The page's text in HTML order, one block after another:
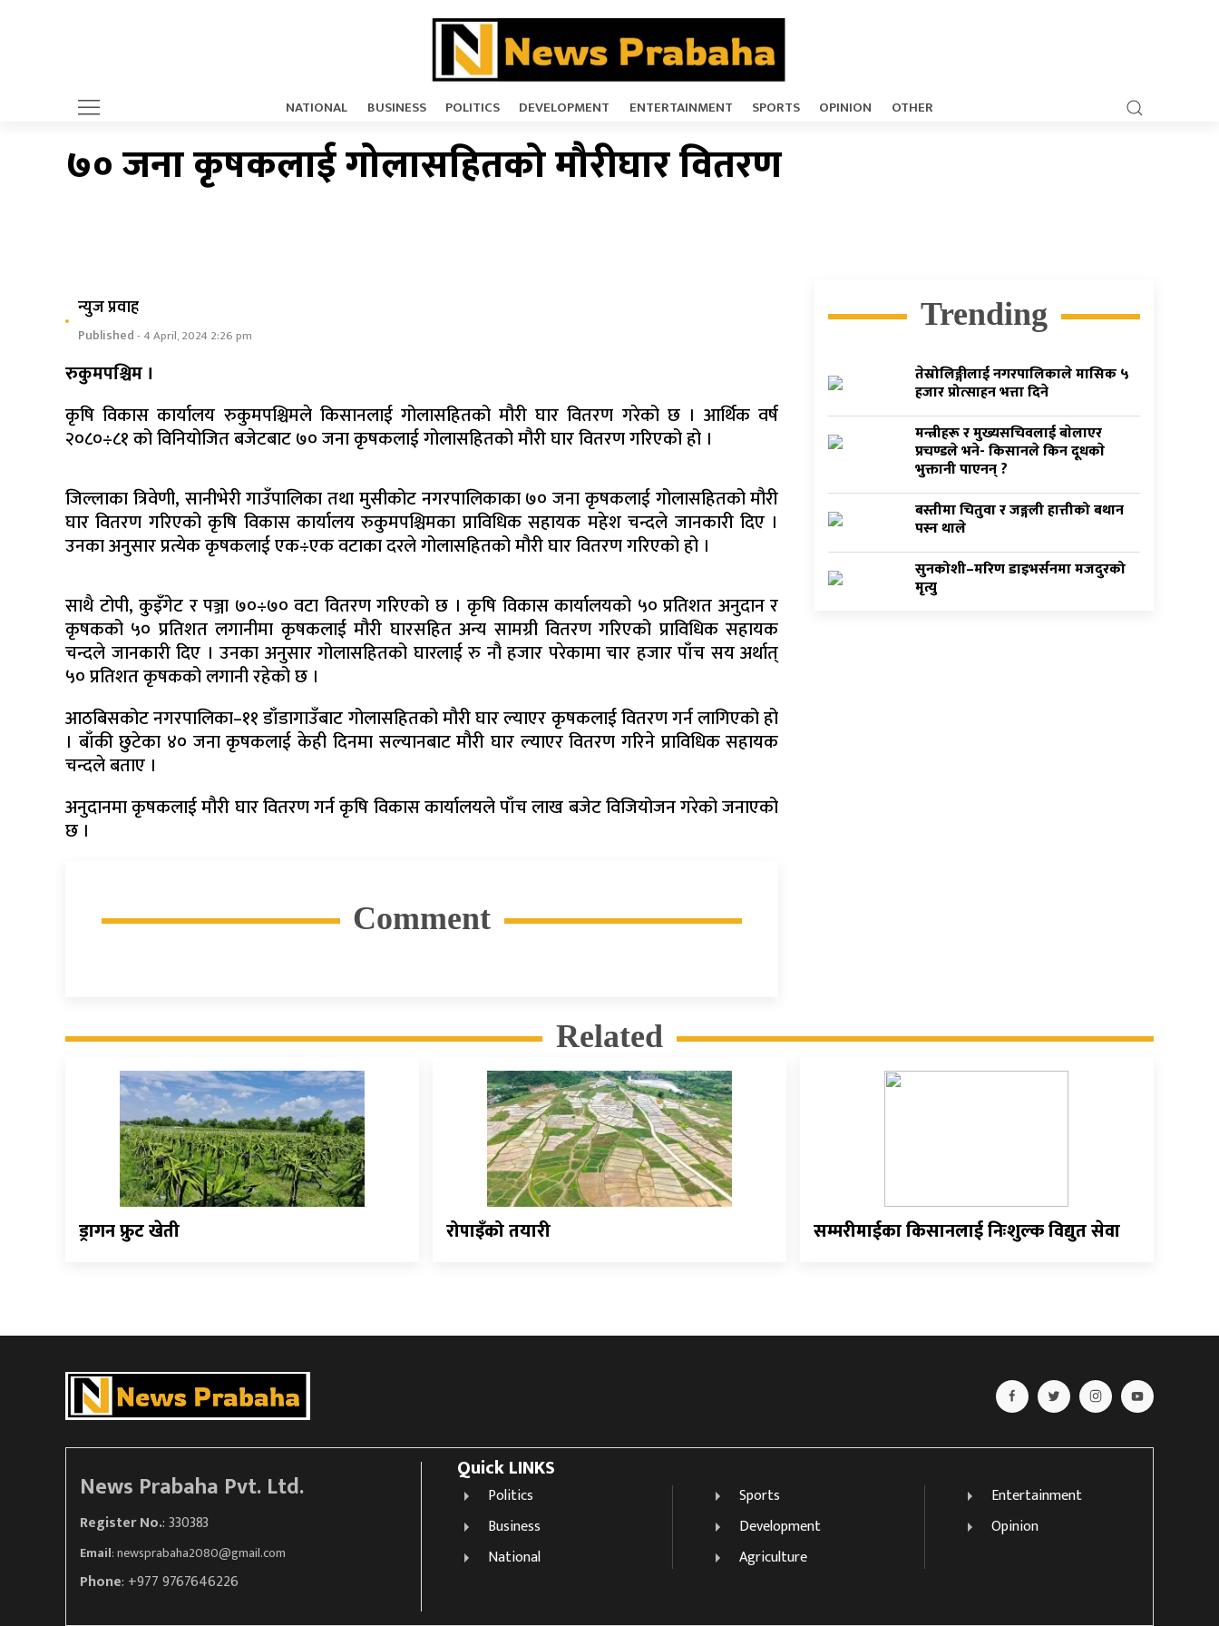
NATIONAL BUSINESS POLITICS DEVELOPMENT ENTERTAINMENT SPORTS OPINION OTHER
७० जना कृषकलाई गोलासहितको मौरीघार वितरण
न्युज प्रवाह
Published- 4 April, 2024 2:26 pm
रुकुमपश्चिम ।
कृषि विकास कार्यालय रुकुमपश्चिमले किसानलाई गोलासहितको मौरी घार वितरण गरेको छ । आर्थिक वर्ष
२०८०÷८१ को विनियोजित बजेटबाट ७० जना कृषकलाई गोलासहितको मौरी घार वितरण गरिएको हो ।
जिल्लाका त्रिवेणी, सानीभेरी गाउँपालिका तथा मुसीकोट नगरपालिकाका ७० जना कृषकलाई गोलासहितको मौरी
घार वितरण गरिएको कृषि विकास कार्यालय रुकुमपश्चिमका प्राविधिक सहायक महेश चन्दले जानकारी दिए ।
उनका अनुसार प्रत्येक कृषकलाई एक÷एक वटाका दरले गोलासहितको मौरी घार वितरण गरिएको हो ।
साथै टोपी, कुइँगेट र पञ्जा ७०÷७० वटा वितरण गरिएको छ । कृषि विकास कार्यालयको ५० प्रतिशत अनुदान र
कृषकको ५० प्रतिशत लगानीमा कृषकलाई मौरी घारसहित अन्य सामग्री वितरण गरिएको प्राविधिक सहायक
चन्दले जानकारी दिए । उनका अनुसार गोलासहितको घारलाई रु नौ हजार परेकामा चार हजार पाँच सय अर्थात्
५० प्रतिशत कृषकको लगानी रहेको छ ।
आठबिसकोट नगरपालिका–११ डाँडागाउँबाट गोलासहितको मौरी घार ल्याएर कृषकलाई वितरण गर्न लागिएको हो
। बाँकी छुटेका ४० जना कृषकलाई केही दिनमा सल्यानबाट मौरी घार ल्याएर वितरण गरिने प्राविधिक सहायक
चन्दले बताए ।
अनुदानमा कृषकलाई मौरी घार वितरण गर्न कृषि विकास कार्यालयले पाँच लाख बजेट विजियोजन गरेको जनाएको
छ ।
Comment
Trending
तेस्रोलिङ्गीलाई नगरपालिकाले मासिक ५
हजार प्रोत्साहन भत्ता दिने
मन्त्रीहरू र मुख्यसचिवलाई बाेलाएर
प्रचण्डले भने- किसानले किन दूधकाे
भुक्तानी पाएनन् ?
बस्तीमा चितुवा र जङ्गली हात्तीको बथान
पस्न थाले
सुनकोशी–मरिण डाइभर्सनमा मजदुरको
मृत्यु
Related
ड्रागन फ्रुट खेती रोपाइँको तयारी सम्मरीमाईका किसानलाई निःशुल्क विद्युत सेवा
News Prabaha Pvt. Ltd.
Register No.: 330383
Email:newsprabaha2080@gmail.com
Phone: +977 9767646226
Quick LINKS
Politics
Business
National
Sports
Development
Agriculture
Entertainment
Opinion